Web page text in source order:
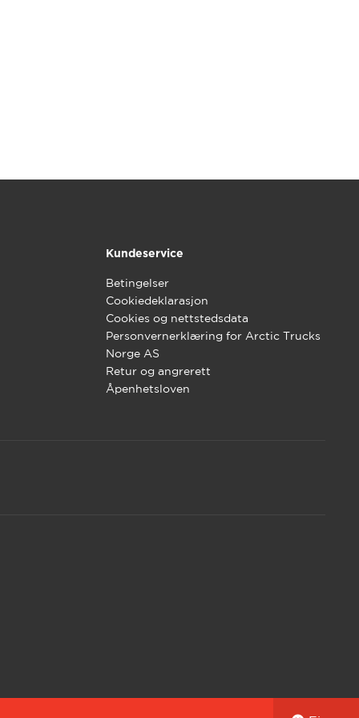
Kundeservice
Betingelser
Cookiedeklarasjon
Cookies og nettstedsdata
Personvernerklæring for Arctic Trucks
Norge AS
Retur og angrerett
Åpenhetsloven